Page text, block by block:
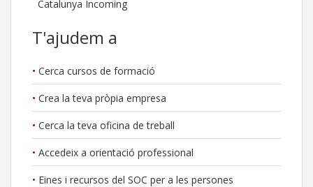
Catalunya Incoming
T'ajudem a
Cerca cursos de formació
Crea la teva pròpia empresa
Cerca la teva oficina de treball
Accedeix a orientació professional
Eines i recursos del SOC per a les persones